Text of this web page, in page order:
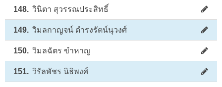
148. วินิตา สุวรรณประสิทธิ์
149. วิมลกาญจน์ ดำรงรัตน์นุวงศ์
150. วิมลฉัตร ขำหาญ
151. วิรัลพัชร นิธิพงศ์